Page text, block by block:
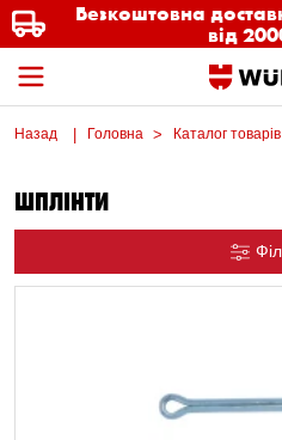
Безкоштовна
від
Назад Головна Каталог товарів
ШПЛІНТИ